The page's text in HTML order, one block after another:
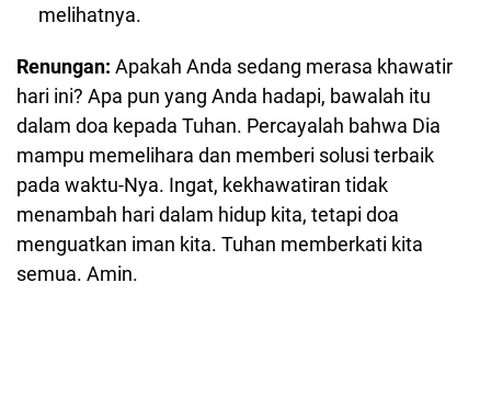
melihatnya.
Renungan: Apakah Anda sedang merasa khawatir
hari ini? Apa pun yang Anda hadapi, bawalah itu
dalam doa kepada Tuhan. Percayalah bahwa Dia
mampu memelihara dan memberi solusi terbaik
pada waktu-Nya. Ingat, kekhawatiran tidak
menambah hari dalam hidup kita, tetapi doa
menguatkan iman kita. Tuhan memberkati kita
semua. Amin.